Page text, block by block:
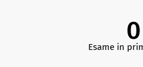
0
Esame in